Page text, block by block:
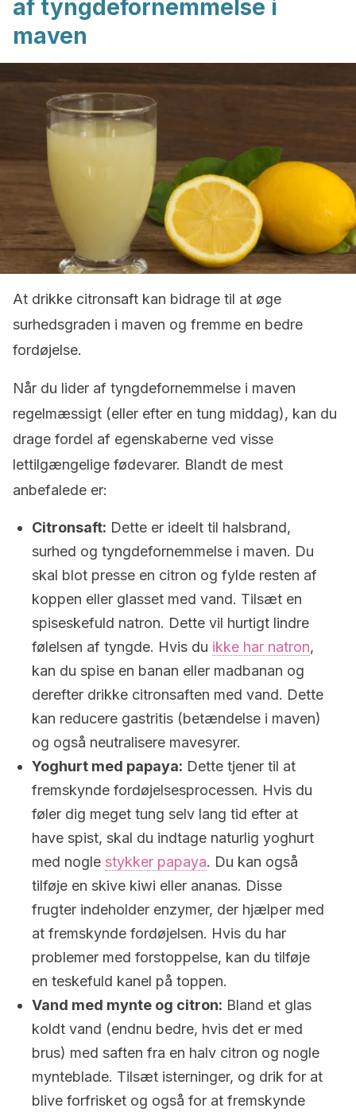
af tyngdefornemmelse i
maven
At drikke citronsaft kan bidrage til at øge
surhedsgraden i maven og fremme en bedre
fordøjelse.
Når du lider af tyngdefornemmelse i maven
regelmæssigt (eller efter en tung middag), kan du
drage fordel af egenskaberne ved visse
lettilgængelige fødevarer. Blandt de mest
anbefalede er:
Citronsaft: Dette er ideelt til halsbrand,
surhed og tyngdefornemmelse i maven. Du
skal blot presse en citron og fylde resten af
koppen eller glasset med vand. Tilsæt en
spiseskefuld natron. Dette vil hurtigt lindre
følelsen af tyngde. Hvis du ikke har natron,
kan du spise en banan eller madbanan og
derefter drikke citronsaften med vand. Dette
kan reducere gastritis (betændelse i maven)
og også neutralisere mavesyrer.
Yoghurt med papaya: Dette tjener til at
fremskynde fordøjelsesprocessen. Hvis du
føler dig meget tung selv lang tid efter at
have spist, skal du indtage naturlig yoghurt
med nogle stykker papaya. Du kan også
tilføje en skive kiwi eller ananas. Disse
frugter indeholder enzymer, der hjælper med
at fremskynde fordøjelsen. Hvis du har
problemer med forstoppelse, kan du tilføje
en teskefuld kanel på toppen.
Vand med mynte og citron: Bland et glas
koldt vand (endnu bedre, hvis det er med
brus) med saften fra en halv citron og nogle
mynteblade. Tilsæt isterninger, og drik for at
blive forfrisket og også for at fremskynde